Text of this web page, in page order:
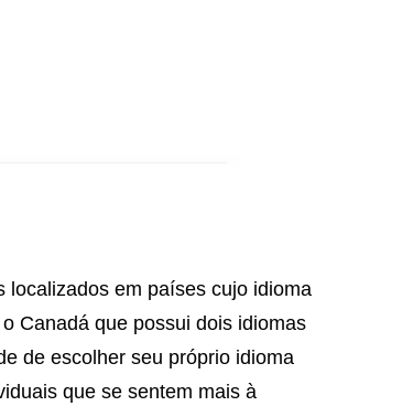
localizados em países cujo idioma
Canadá que possui dois idiomas
de escolher seu próprio idioma
que se sentem mais à